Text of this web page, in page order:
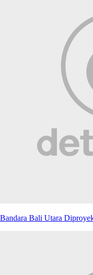
Bandara Bali Utara